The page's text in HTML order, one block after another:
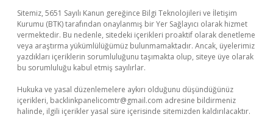
Sitemiz, 5651 Sayılı Kanun gereğince Bilgi Teknolojileri ve İletişim
Kurumu (BTK) tarafından onaylanmış bir Yer Sağlayıcı olarak hizmet
vermektedir. Bu nedenle, sitedeki içerikleri proaktif olarak denetleme
veya araştırma yükümlülüğümüz bulunmamaktadır. Ancak, üyelerimiz
yazdıkları içeriklerin sorumluluğunu taşımakta olup, siteye üye olarak
bu sorumluluğu kabul etmiş sayılırlar.
Hukuka ve yasal düzenlemelere aykırı olduğunu düşündüğünüz
içerikleri, backlinkpanelicomtr@gmail.com adresine bildirmeniz
halinde, ilgili içerikler yasal süre içerisinde sitemizden kaldırılacaktır.